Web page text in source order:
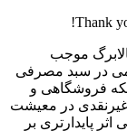
Thank
موجب
در سبد مصرفی
فروشگاهی و
غیرنقدی در معیشت
پایدار‌تری بر